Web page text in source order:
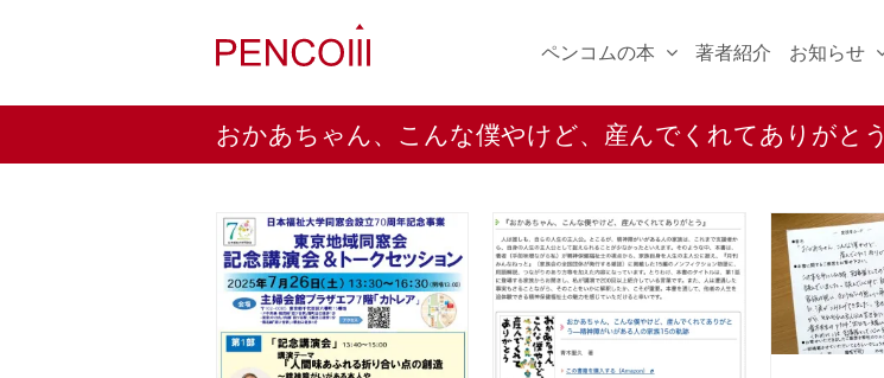
ペンコムの本 著者紹介 お知らせ
おかあちゃん、こんな僕やけど、産んでくれてありがとう